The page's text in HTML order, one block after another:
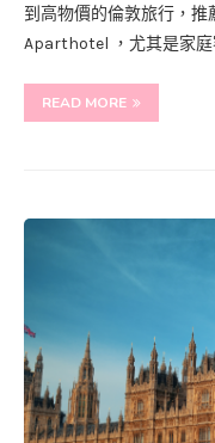
到高物價的倫敦旅行，
Aparthotel ，尤其是家庭
READ MORE